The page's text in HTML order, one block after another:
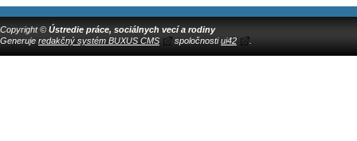
Copyright © Ústredie práce, sociálnych vecí a rodiny
Generuje redakčný systém BUXUS CMS spoločnostiui42